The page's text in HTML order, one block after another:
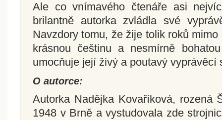
Ale co vnímavého čtenáře asi
brilantně autorka zvládla své
Navzdory tomu, že žije tolik roků
krásnou češtinu a nesmírně
umocňuje její živý a poutavý vyprávěcí
O autorce:
Autorka Nadějka Kovaříková, rozená
1948 v Brně a vystudovala zde